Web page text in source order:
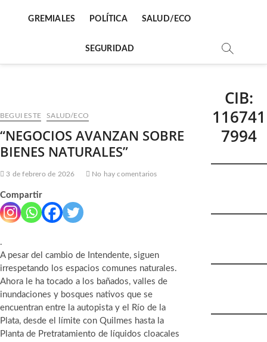
GREMIALES POLÍTICA SALUD/ECO
SEGURIDAD
BEGUI ESTE SALUD/ECO
“NEGOCIOS AVANZAN SOBRE
BIENES NATURALES”
3 de febrero de 2026 No hay comentarios
Compartir
.
A pesar del cambio de Intendente, siguen
irrespetando los espacios comunes naturales.
Ahora le ha tocado a los bañados, valles de
inundaciones y bosques nativos que se
encuentran entre la autopista y el Río de la
Plata, desde el límite con Quilmes hasta la
Planta de Pretratamiento de líquidos cloacales
CIB:
116741
7994